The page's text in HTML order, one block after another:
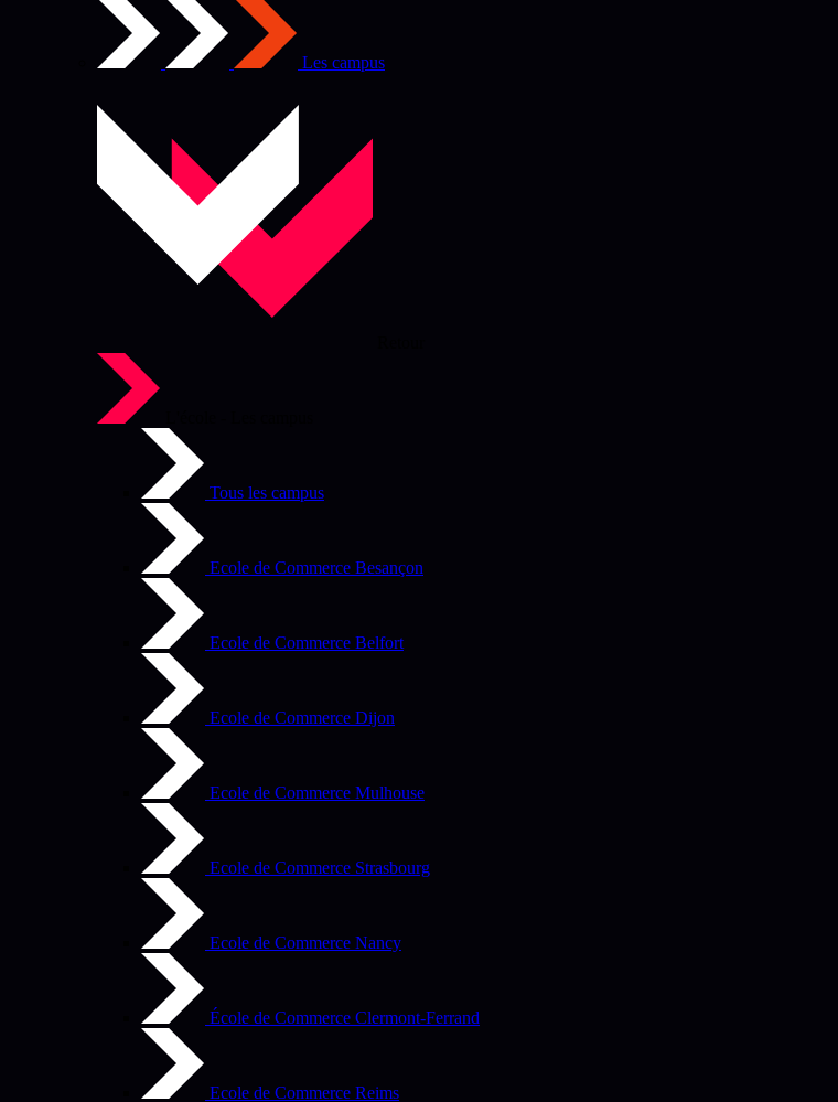
Les campus
Tous les campus
Ecole de Commerce Besançon
Ecole de Commerce Belfort
Ecole de Commerce Dijon
Ecole de Commerce Mulhouse
Ecole de Commerce Strasbourg
Ecole de Commerce Nancy
École de Commerce Clermont-Ferrand
Ecole de Commerce Reims